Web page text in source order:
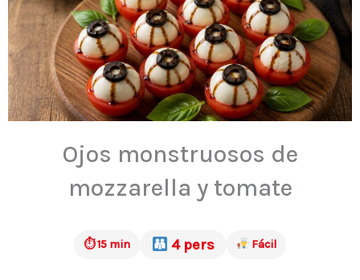
Ojos monstruosos de
mozzarella y tomate
⏱ 15 min 4 pers Fácil